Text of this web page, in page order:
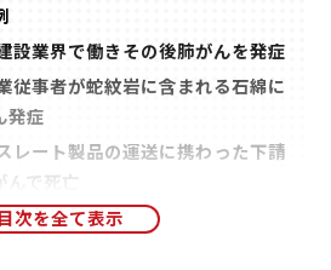
設業界で働きその後肺がんを発症
従事者が蛇紋岩に含まれる石綿に
発症
レート製品の運送に携わった下請
で死亡
事者となるためには？